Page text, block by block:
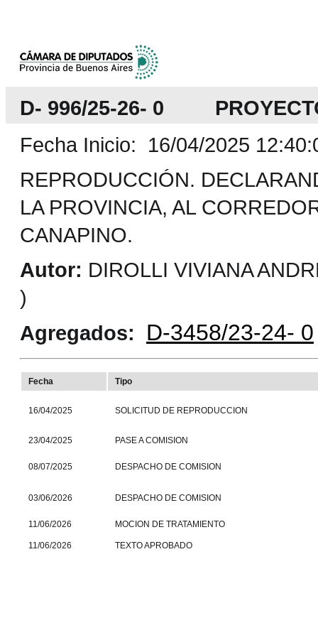
D- 996/25-26- 0
Fecha Inicio: 16/04/2025
REPRODUCCIÓN.
LA PROVINCIA, AL
CANAPINO.
Autor: DIROLLI VIVIANA
)
Agregados:
D-3458/23-24- 0
Fecha Tipo
16/04/2025 SOLICITUD DE REPRODUCCION
23/04/2025 PASE A COMISION
08/07/2025 DESPACHO DE COMISION
03/06/2026 DESPACHO DE COMISION
11/06/2026 MOCION DE TRATAMIENTO
11/06/2026 TEXTO APROBADO